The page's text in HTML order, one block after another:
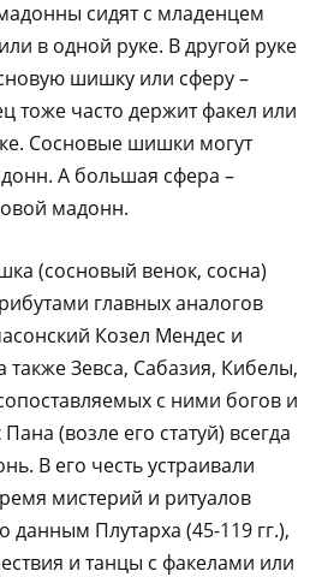
сидят с младенцем
в одной руке. В другой руке
шишку или сферу –
тоже часто держит факел или
Сосновые шишки могут
А большая сфера –
мадонн.
(сосновый венок, сосна)
главных аналогов
Козел Мендес и
Зевса, Сабазия, Кибелы,
с ними богов и
(возле его статуй) всегда
В его честь устраивали
мистерий и ритуалов
данным Плутарха (45-119 гг.),
и танцы с факелами или